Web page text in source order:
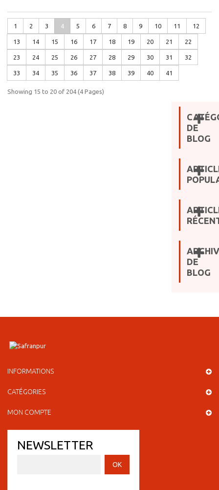
1 2 3 4 5 6 7 8 9 10 11 12
13 14 15 16 17 18 19 20 21 22
23 24 25 26 27 28 29 30 31 32
33 34 35 36 37 38 39 40 41
Showing 15 to 20 of 204 (4 Pages)
DE
BLOG
DE
BLOG
INFORMATIONS
CATÉGORIES
MON COMPTE
NEWSLETTER
OK